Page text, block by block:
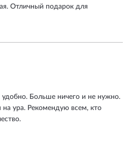
Отличный подарок для
удобно. Больше ничего и не нужно.
на ура. Рекомендую всем, кто